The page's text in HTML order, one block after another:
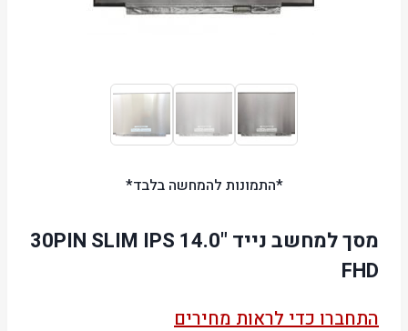
*התמונות להמחשה בלבד*
מסך למחשב נייד "14.0 30PIN SLIM IPS
FHD
התחברו כדי לראות מחירים